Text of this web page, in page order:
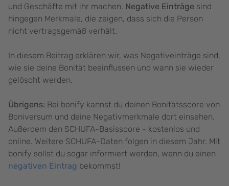
und Geschäfte mit ihr machen. Negative Einträge sind
hingegen Merkmale, die zeigen, dass sich die Person
nicht vertragsgemäß verhält.
In diesem Beitrag erklären wir, was Negativeinträge sind,
wie sie deine Bonität beeinflussen und wann sie wieder
gelöscht werden.
Übrigens: Bei bonify kannst du deinen Bonitätsscore von
Boniversum und deine Negativmerkmale dort einsehen.
Außerdem den SCHUFA-Basisscore - kostenlos und
online. Weitere SCHUFA-Daten folgen in diesem Jahr. Mit
bonify sollst du sogar informiert werden, wenn du einen
negativen Eintrag bekommst!